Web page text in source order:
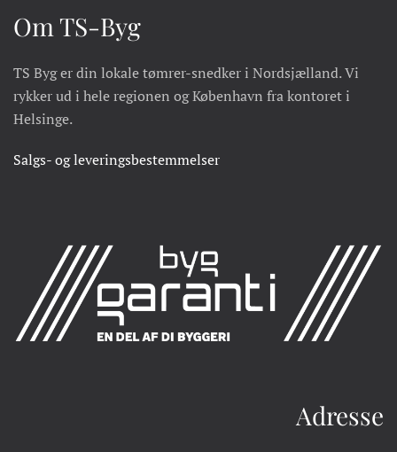
Om TS-Byg
TS Byg er din lokale tømrer-snedker i Nordsjælland. Vi
rykker ud i hele regionen og København fra kontoret i
Helsinge.
Salgs- og leveringsbestemmelser
Adresse